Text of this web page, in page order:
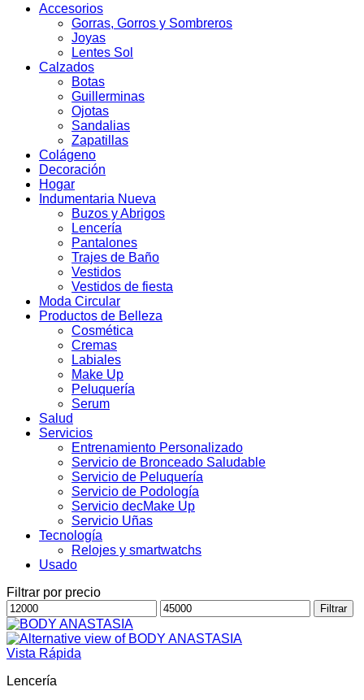
Accesorios
Gorras, Gorros y Sombreros
Joyas
Lentes Sol
Calzados
Botas
Guillerminas
Ojotas
Sandalias
Zapatillas
Colágeno
Decoración
Hogar
Indumentaria Nueva
Buzos y Abrigos
Lencería
Pantalones
Trajes de Baño
Vestidos
Vestidos de fiesta
Moda Circular
Productos de Belleza
Cosmética
Cremas
Labiales
Make Up
Peluquería
Serum
Salud
Servicios
Entrenamiento Personalizado
Servicio de Bronceado Saludable
Servicio de Peluquería
Servicio de Podología
Servicio decMake Up
Servicio Uñas
Tecnología
Relojes y smartwatchs
Usado
Filtrar por precio
Precio
mínimo
Precio
máximo
Filtrar
Vista Rápida
Lencería